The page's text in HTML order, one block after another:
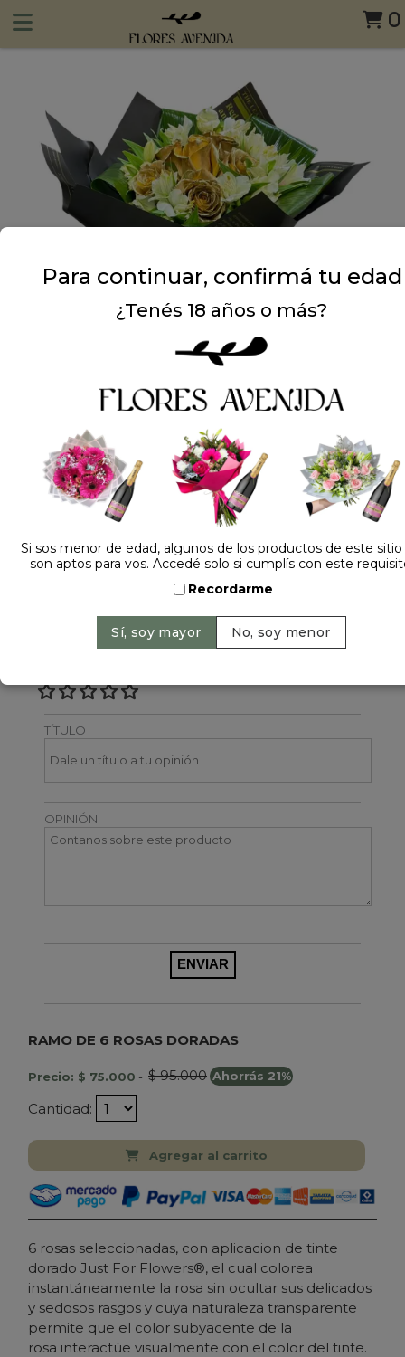
0
Dejá tu opinión
NOMBRE
TÍTULO
OPINIÓN
RAMO DE 6 ROSAS DORADAS
Precio: $ 75.000 - $ 95.000 Ahorrás 21%
Cantidad:
Agregar al carrito
6 rosas seleccionadas, con aplicacion de tinte
dorado Just For Flowers®, el cual colorea
instantáneamente la rosa sin ocultar sus delicados
y sedosos rasgos y cuya naturaleza transparente
permite que el color subyacente de la
rosa interactúe visualmente con el color del tinte.
Para continuar, confirmá tu edad
¿Tenés 18 años o más?
Si sos menor de edad, algunos de los productos de este
son aptos para vos. Accedé solo si cumplís con este
Recordarme